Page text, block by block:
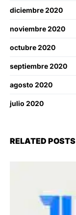
diciembre 2020
noviembre 2020
octubre 2020
septiembre 2020
agosto 2020
julio 2020
RELATED POSTS